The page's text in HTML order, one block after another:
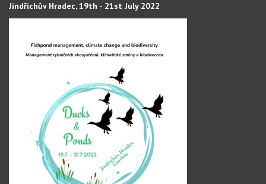
Jindřichův Hradec, 19th - 21st July 2022